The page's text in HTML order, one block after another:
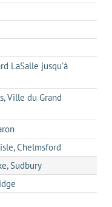
LaSalle jusqu'à
Ville du Grand
Chelmsford
Sudbury